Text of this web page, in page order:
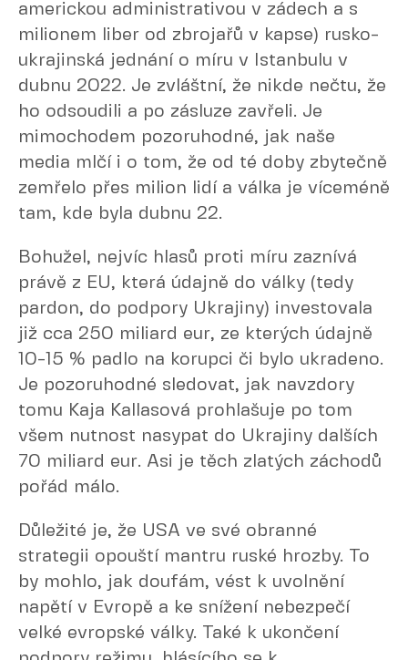
americkou administrativou v zádech a s
milionem liber od zbrojařů v kapse) rusko-
ukrajinská jednání o míru v Istanbulu v
dubnu 2022. Je zvláštní, že nikde nečtu, že
ho odsoudili a po zásluze zavřeli. Je
mimochodem pozoruhodné, jak naše
media mlčí i o tom, že od té doby zbytečně
zemřelo přes milion lidí a válka je víceméně
tam, kde byla dubnu 22.
Bohužel, nejvíc hlasů proti míru zaznívá
právě z EU, která údajně do války (tedy
pardon, do podpory Ukrajiny) investovala
již cca 250 miliard eur, ze kterých údajně
10-15 % padlo na korupci či bylo ukradeno.
Je pozoruhodné sledovat, jak navzdory
tomu Kaja Kallasová prohlašuje po tom
všem nutnost nasypat do Ukrajiny dalších
70 miliard eur. Asi je těch zlatých záchodů
pořád málo.
Důležité je, že USA ve své obranné
strategii opouští mantru ruské hrozby. To
by mohlo, jak doufám, vést k uvolnění
napětí v Evropě a ke snížení nebezpečí
velké evropské války. Také k ukončení